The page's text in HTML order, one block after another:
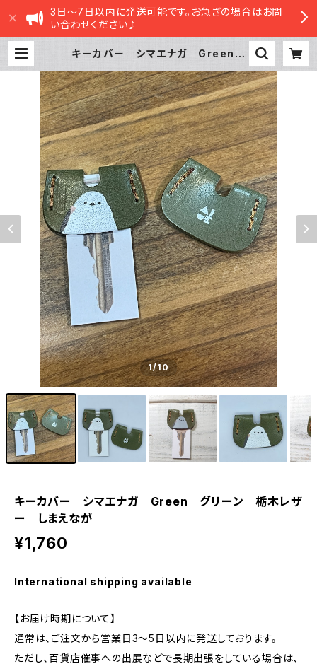
3日～7日以内に発送可能です。お急ぎの場合はお問
い合わせください♪
キーカバー シマエナガ Green
sasatte STORE|ささってストア
1/10
キーカバー シマエナガ Green グリーン 栃木レザ
ー しまえなが
¥1,760
International shipping available
【お届け時期について】
通常は、ご注文から営業日3〜5日以内に発送しております。
ただし、百貨店催事への出展などで長期出張をしている場合は、